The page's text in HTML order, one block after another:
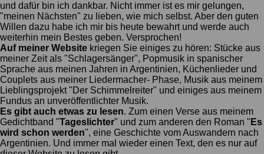
und dafür bin ich dankbar. Nicht immer ist es mir gelungen,
"meinen Nächsten" zu lieben, wie mich selbst. Aber den guten
Willen dazu habe ich mir bis heute bewahrt und werde auch
weiterhin mein Bestes geben. Versprochen!
Auf meiner Website kriegen Sie einiges zu hören: Stücke aus
meiner Zeit als "Schlagersänger", Popmusik in spanischer
Sprache aus meinen Jahren in Argentinien, Küchenlieder und
Couplets aus meiner Liedermacher- Phase, Musik aus meinem
Lieblingsprojekt "Der Schimmelreiter" und einiges aus meinem
Fundus an unveröffentlichter Musik.
Es gibt auch etwas zu lesen. Zum einen Verse aus meinem
Gedichtband "Tageslichter" und zum anderen den Roman " Es
wird schon werden", eine Geschichte vom Auswandern nach
Argentinien. Und immer mal wieder einen Text, den es nur auf